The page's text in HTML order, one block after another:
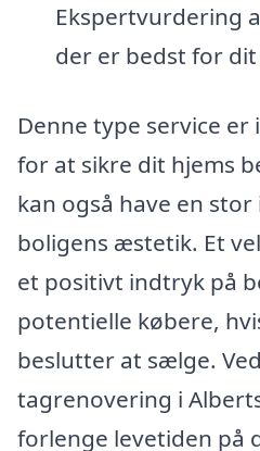
Ekspertvurdering
der er bedst for
Denne type service
for at sikre dit hjems
kan også have en
boligens æstetik. Et
et positivt indtryk på
potentielle købere,
beslutter at sælge.
tagrenovering i
forlenge levetiden på